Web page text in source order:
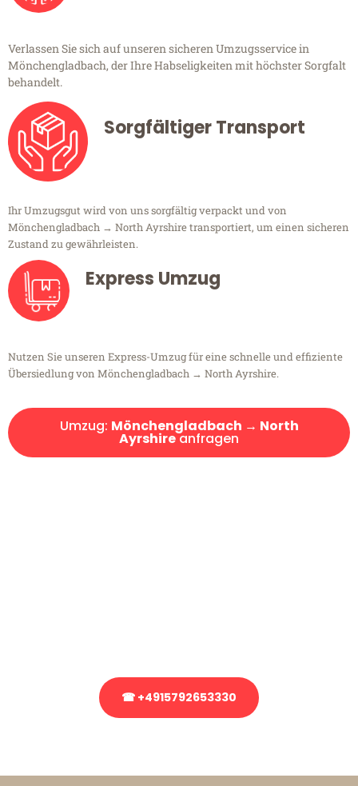
Verlassen Sie sich auf unseren sicheren Umzugsservice in
Mönchengladbach, der Ihre Habseligkeiten mit höchster Sorgfalt
behandelt.
Sorgfältiger Transport
Ihr Umzugsgut wird von uns sorgfältig verpackt und von
Mönchengladbach → North Ayrshire transportiert, um einen sicheren
Zustand zu gewährleisten.
Express Umzug
Nutzen Sie unseren Express-Umzug für eine schnelle und effiziente
Übersiedlung von Mönchengladbach → North Ayrshire.
Umzug: Mönchengladbach → North
Ayrshireanfragen
☎ +4915792653330